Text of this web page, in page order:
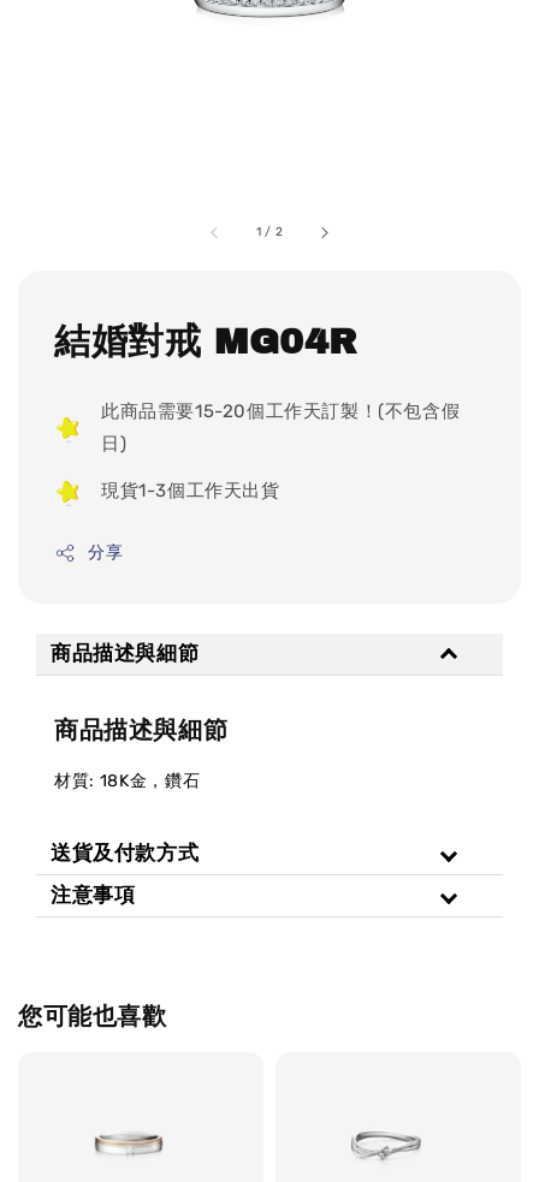
1 / 2
結婚對戒 MG04R
此商品需要15-20個工作天訂製！(不包含假
日)
現貨1-3個工作天出貨
分享
商品描述與細節
商品描述與細節
材質: 18K金，鑽石
送貨及付款方式
注意事項
您可能也喜歡